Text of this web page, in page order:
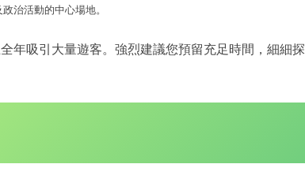
治活動的中心場地。
年吸引大量遊客。強烈建議您預留充足時間，細細探